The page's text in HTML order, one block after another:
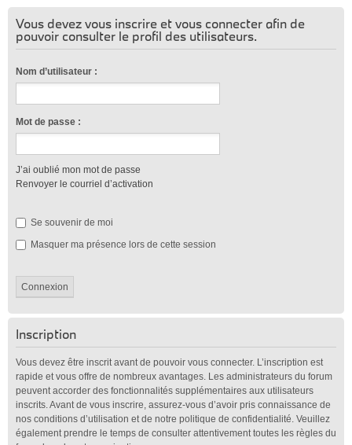
Vous devez vous inscrire et vous connecter afin de
pouvoir consulter le profil des utilisateurs.
Nom d’utilisateur :
Mot de passe :
J’ai oublié mon mot de passe
Renvoyer le courriel d’activation
Se souvenir de moi
Masquer ma présence lors de cette session
Inscription
Vous devez être inscrit avant de pouvoir vous connecter. L’inscription est
rapide et vous offre de nombreux avantages. Les administrateurs du forum
peuvent accorder des fonctionnalités supplémentaires aux utilisateurs
inscrits. Avant de vous inscrire, assurez-vous d’avoir pris connaissance de
nos conditions d’utilisation et de notre politique de confidentialité. Veuillez
également prendre le temps de consulter attentivement toutes les règles du